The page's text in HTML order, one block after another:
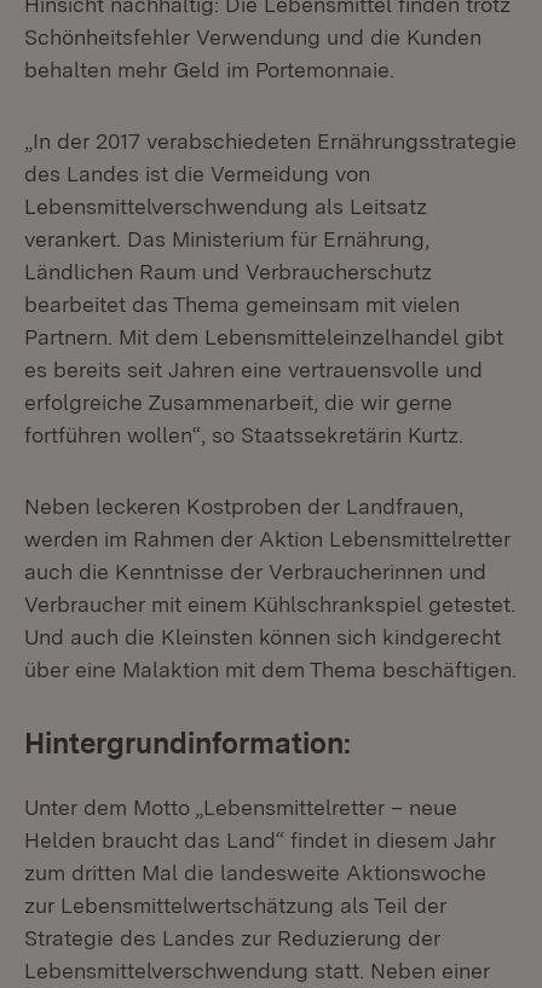
Schönheitsfehler Verwendung und die Kunden
behalten mehr Geld im Portemonnaie.
„In der 2017 verabschiedeten Ernährungsstrategie
des Landes ist die Vermeidung von
Lebensmittelverschwendung als Leitsatz
verankert. Das Ministerium für Ernährung,
Ländlichen Raum und Verbraucherschutz
bearbeitet das Thema gemeinsam mit vielen
Partnern. Mit dem Lebensmitteleinzelhandel gibt
es bereits seit Jahren eine vertrauensvolle und
erfolgreiche Zusammenarbeit, die wir gerne
fortführen wollen“, so Staatssekretärin Kurtz.
Neben leckeren Kostproben der Landfrauen,
werden im Rahmen der Aktion Lebensmittelretter
auch die Kenntnisse der Verbraucherinnen und
Verbraucher mit einem Kühlschrankspiel getestet.
Und auch die Kleinsten können sich kindgerecht
über eine Malaktion mit dem Thema beschäftigen.
Hintergrundinformation:
Unter dem Motto „Lebensmittelretter – neue
Helden braucht das Land“ findet in diesem Jahr
zum dritten Mal die landesweite Aktionswoche
zur Lebensmittelwertschätzung als Teil der
Strategie des Landes zur Reduzierung der
Lebensmittelverschwendung statt. Neben einer